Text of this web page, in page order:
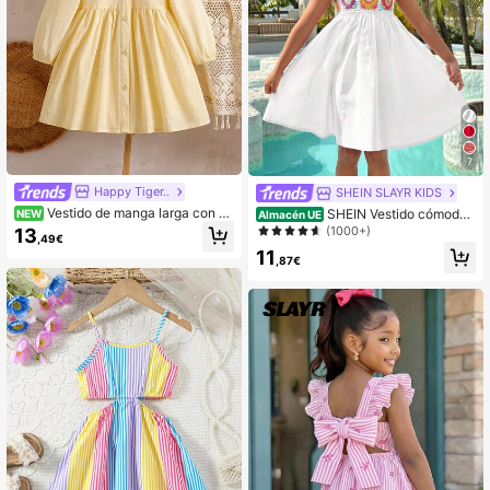
Happy Tiger..
NEW Vestido de manga larga con cu
ello vuelto estilo nuevo para niñas
13 ,49€
7
SHEIN SLAYR KIDS
Almacén UE SHEIN Vestido cómodo t
ejido con tirantes de espagueti para
(1000+)
11 ,87€